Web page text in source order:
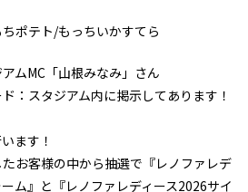
ポテト/もっちいかすてら
ムMC「山根みなみ」さん
：スタジアム内に掲示してあります！
ます！
お客様の中から抽選で『レノファレデ
ム』と『レノファレディース2026サイ